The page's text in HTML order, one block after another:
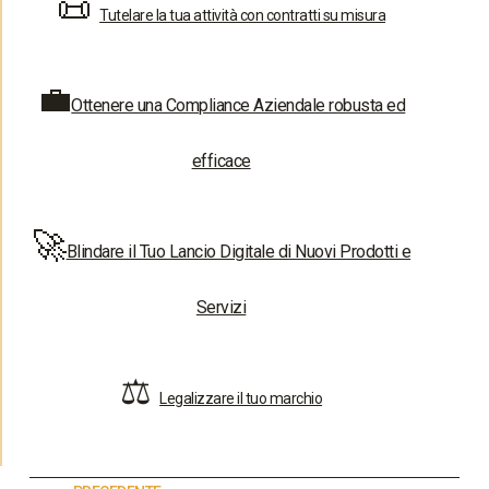
Tutelare la tua attività con contratti su misura
💼Ottenere una Compliance Aziendale robusta ed
efficace
🚀Blindare il Tuo Lancio Digitale di Nuovi Prodotti e
Servizi
⚖️Legalizzare il tuo marchio